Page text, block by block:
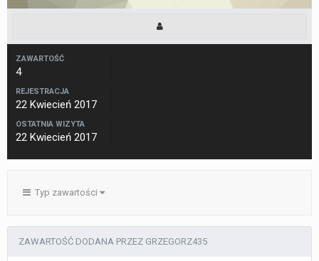
ZAWARTOŚĆ
4
REJESTRACJA
22 Kwiecień 2017
OSTATNIA WIZYTA
22 Kwiecień 2017
Typ zawartości
ZAWARTOŚĆ DODANA PRZEZ GRZEGORZ435